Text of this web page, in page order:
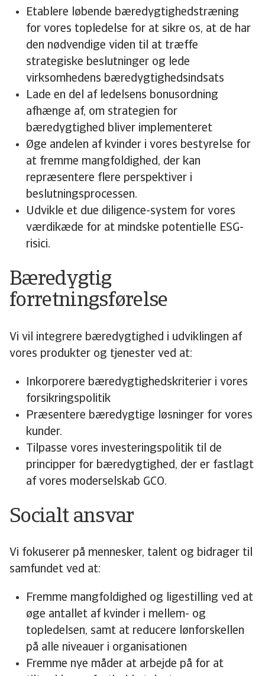
Etablere løbende bæredygtighedstræning
for vores topledelse for at sikre os, at de har
den nødvendige viden til at træffe
strategiske beslutninger og lede
virksomhedens bæredygtighedsindsats
Lade en del af ledelsens bonusordning
afhænge af, om strategien for
bæredygtighed bliver implementeret
Øge andelen af kvinder i vores bestyrelse for
at fremme mangfoldighed, der kan
repræsentere flere perspektiver i
beslutningsprocessen.
Udvikle et due diligence-system for vores
værdikæde for at mindske potentielle ESG-
risici.
Bæredygtig
forretningsførelse
Vi vil integrere bæredygtighed i udviklingen af
vores produkter og tjenester ved at:
Inkorporere bæredygtighedskriterier i vores
forsikringspolitik
Præsentere bæredygtige løsninger for vores
kunder.
Tilpasse vores investeringspolitik til de
principper for bæredygtighed, der er fastlagt
af vores moderselskab GCO.
Socialt ansvar
Vi fokuserer på mennesker, talent og bidrager til
samfundet ved at:
Fremme mangfoldighed og ligestilling ved at
øge antallet af kvinder i mellem- og
topledelsen, samt at reducere lønforskellen
på alle niveauer i organisationen
Fremme nye måder at arbejde på for at